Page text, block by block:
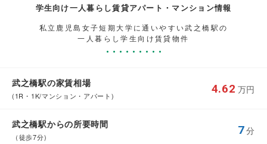
学生向け一人暮らし賃貸アパート・マンション情報
私立鹿児島女子短期大学に通いやすい武之橋駅の
一人暮らし学生向け賃貸物件
武之橋駅の家賃相場
(1R・1K/マンション・アパート)
4.62 万円
武之橋駅からの所要時間
（徒歩7分)
7分